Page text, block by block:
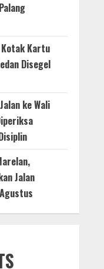
Kotak Kartu
Disegel
ke Wali
Jalan